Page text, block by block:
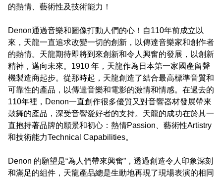
的熱情、藝術性及技術能力！
Denon通過音樂和圖像打動人們的心！自110年前成立以
來，天龍一直追求改變一切的創新，以傳達音樂家和創作者
的熱情。天龍期待即將到來創新和令人興奮的發展，以創新
精神，邁向未來。1910 年，天龍作為日本第一家國產留聲
機製造商起步。從那時起，天龍創造了結合最高標準音質和
可靠性的產品，以傳達音樂和電影的激情和情感。在過去的
110年裡，Denon一直創作很多優質又對音響器材發展帶來
鼓舞的產品，深受音響愛好者的支持。天龍的成功在於其一
直抱持著品牌的願景和初心：熱情Passion、藝術性Artistry
和技術能力Technical Capabilities。
Denon 的願望是“為人們帶來興奮”，透過創造令人印象深刻
和滿足的組件，天龍產品總是生動地再現了現場表演的相同